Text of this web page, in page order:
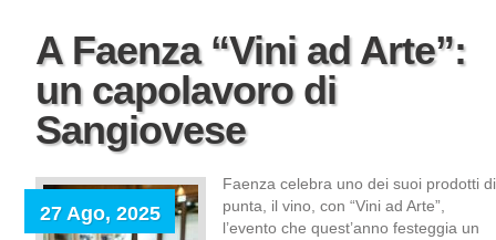
A Faenza “Vini ad Arte”:
un capolavoro di
Sangiovese
27 Ago, 2025
Faenza celebra uno dei suoi prodotti di
punta, il vino, con “Vini ad Arte”,
l’evento che quest’anno festeggia un